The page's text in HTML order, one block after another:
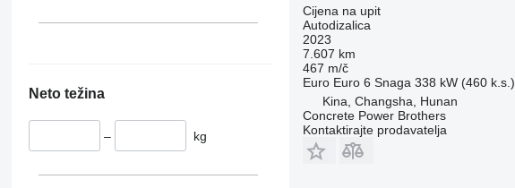
Neto težina
– kg
Cijena na upit
Autodizalica
2023
7.607 km
467 m/č
Euro Euro 6 Snaga 338 kW (460 k.s.)
Kina, Changsha, Hunan
Concrete Power Brothers
Kontaktirajte prodavatelja